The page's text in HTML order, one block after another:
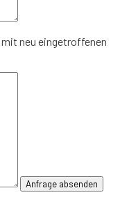
neu eingetroffenen